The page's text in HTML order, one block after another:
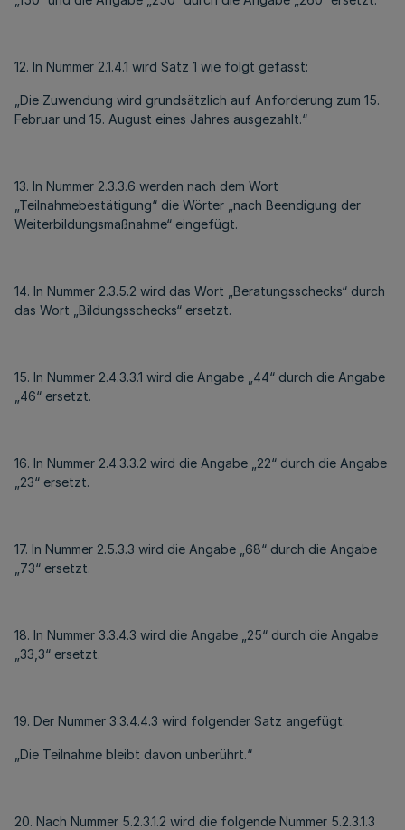
12. In Nummer 2.1.4.1 wird Satz 1 wie folgt gefasst:
„Die Zuwendung wird grundsätzlich auf Anforderung zum 15.
Februar und 15. August eines Jahres ausgezahlt.“
13. In Nummer 2.3.3.6 werden nach dem Wort
„Teilnahmebestätigung“ die Wörter „nach Beendigung der
Weiterbildungsmaßnahme“ eingefügt.
14. In Nummer 2.3.5.2 wird das Wort „Beratungsschecks“ durch
das Wort „Bildungsschecks“ ersetzt.
15. In Nummer 2.4.3.3.1 wird die Angabe „44“ durch die Angabe
„46“ ersetzt.
16. In Nummer 2.4.3.3.2 wird die Angabe „22“ durch die Angabe
„23“ ersetzt.
17. In Nummer 2.5.3.3 wird die Angabe „68“ durch die Angabe
„73“ ersetzt.
18. In Nummer 3.3.4.3 wird die Angabe „25“ durch die Angabe
„33,3“ ersetzt.
19. Der Nummer 3.3.4.4.3 wird folgender Satz angefügt:
„Die Teilnahme bleibt davon unberührt.“
20. Nach Nummer 5.2.3.1.2 wird die folgende Nummer 5.2.3.1.3